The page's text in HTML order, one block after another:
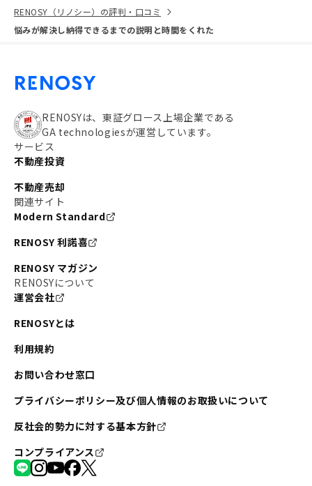
RENOSY（リノシー）の評判・口コミ
悩みが解決し納得できるまでの説明と時間をくれた
RENOSYは、東証グロース上場企業である
GA technologiesが運営しています。
サービス
不動産投資
不動産売却
関連サイト
Modern Standard
RENOSY 利諾喜
RENOSY マガジン
RENOSYについて
運営会社
RENOSYとは
利用規約
お問い合わせ窓口
プライバシーポリシー及び個人情報のお取扱いについて
反社会的勢力に対する基本方針
コンプライアンス